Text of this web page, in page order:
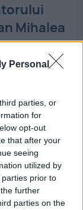
Personal
parties, or
for
opt-out
that after your
seeing
utilized by
prior to
further
parties on the
Mihalea
jaf.
prima
Ion
Song